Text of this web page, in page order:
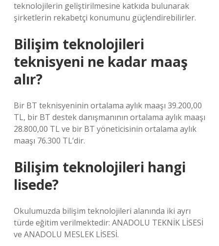
teknolojilerin geliştirilmesine katkıda bulunarak
şirketlerin rekabetçi konumunu güçlendirebilirler.
Bilişim teknolojileri
teknisyeni ne kadar maaş
alır?
Bir BT teknisyeninin ortalama aylık maaşı 39.200,00
TL, bir BT destek danışmanının ortalama aylık maaşı
28.800,00 TL ve bir BT yöneticisinin ortalama aylık
maaşı 76.300 TL’dir.
Bilişim teknolojileri hangi
lisede?
Okulumuzda bilişim teknolojileri alanında iki ayrı
türde eğitim verilmektedir: ANADOLU TEKNİK LİSESİ
ve ANADOLU MESLEK LİSESİ.